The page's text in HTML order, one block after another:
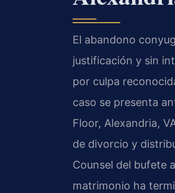
El abandono
justificación y sin
por culpa
caso se presenta
Floor, Alexandria,
de divorcio y
Counsel del bufete
matrimonio ha